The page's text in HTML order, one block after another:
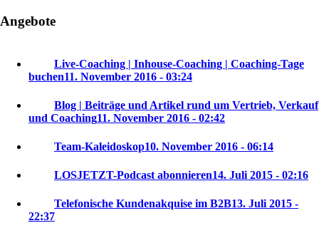
Angebote
Live-Coaching | Inhouse-Coaching | Coaching-Tage
buchen11. November 2016 - 03:24
Blog | Beiträge und Artikel rund um Vertrieb, Verkauf
und Coaching11. November 2016 - 02:42
Team-Kaleidoskop10. November 2016 - 06:14
LOSJETZT-Podcast abonnieren14. Juli 2015 - 02:16
Telefonische Kundenakquise im B2B13. Juli 2015 -
22:37